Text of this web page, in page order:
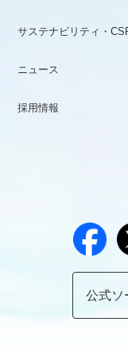
サステナビリティ・
ニュース
採用情報
公式ソ